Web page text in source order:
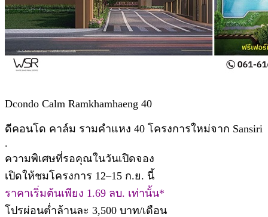
Dcondo Calm Ramkhamhaeng 40
ดีคอนโด คาล์ม รามคำแหง 40 โครงการใหม่จาก Sansiri
.
ความพิเศษที่รอคุณในวันเปิดจอง
เปิดให้ชมโครงการ 12–15 ก.ย. นี้
ราคาเริ่มต้นเพียง 1.69 ลบ. เท่านั้น*
โปรผ่อนต่ำล้านละ 3,500 บาท/เดือน